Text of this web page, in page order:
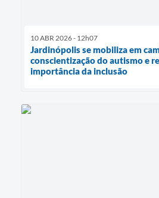
10 ABR 2026 - 12h07
Jardinópolis se mobiliza em
conscientização do autismo e
importância da inclusão